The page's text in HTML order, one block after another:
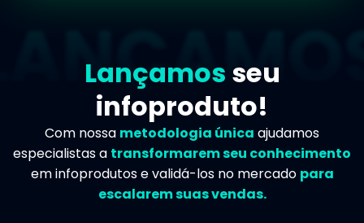
Lançamos seu
infoproduto!
Com nossa metodologia única ajudamos
especialistas a transformarem seu conhecimento
em infoprodutos e validá-los no mercado para
escalarem suas vendas.